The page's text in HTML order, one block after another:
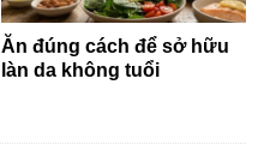
Ăn đúng cách để sở hữu
làn da không tuổi